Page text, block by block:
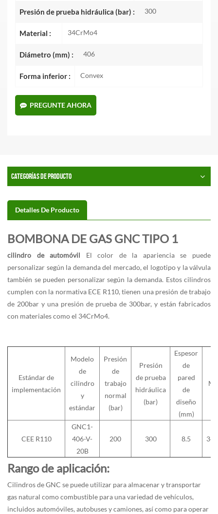
Presión de prueba hidráulica (bar) : 300
Material : 34CrMo4
Diámetro (mm) : 406
Forma inferior : Convex
PREGUNTE AHORA
CATEGORÍAS DE PRODUCTO
Detalles De Producto
BOMBONA DE GAS GNC TIPO 1
cilindro de automóvil El color de la apariencia se puede
personalizar según la demanda del mercado, el logotipo y la válvula
también se pueden personalizar según la demanda. Estos cilindros
cumplen con la normativa ECE R110, tienen una presión de trabajo
de 200bar y una presión de prueba de 300bar, y están fabricados
con materiales como el 34CrMo4.
Estándar de
implementación
Modelo
de
cilindro
y
estándar
Presión
de
trabajo
normal
(bar)
Presión
de prueba
hidráulica
(bar)
Espesor
de
pared
de
diseño
(mm)
CEE R110
GNC1-
406-V-
20B
200 300 8.5
Rango de aplicación:
Cilindros de GNC se puede utilizar para almacenar y transportar
gas natural como combustible para una variedad de vehículos,
incluidos automóviles, autobuses y camiones, así como para operar